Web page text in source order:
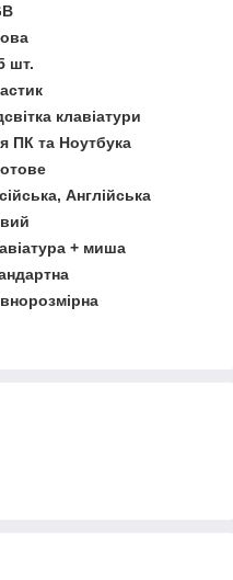
шт.
клавіатури
ПК та Ноутбука
Англійська
+ миша